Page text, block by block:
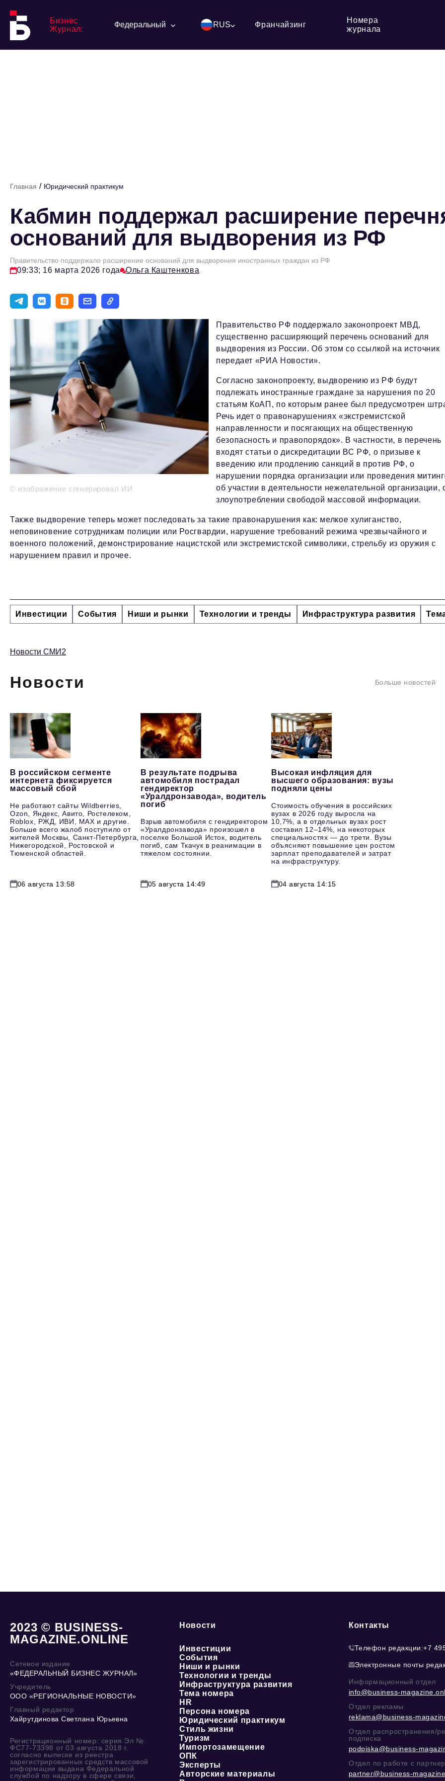
Бизнес
Журнал:
Федеральный RUS Франчайзинг
Номера
журнала
Главная / Юридический практикум
Кабмин поддержал расширение
оснований для выдворения из РФ
Правительство поддержало расширение оснований для выдворения иностранных граждан из РФ
09:33; 16 марта 2026 года Ольга Каштенкова
© изображение сгенерировал ИИ
Правительство РФ поддержало законопроект МВД,
существенно расширяющий перечень оснований для
выдворения из России. Об этом со ссылкой на источник
передает «РИА Новости».
Согласно законопроекту, выдворению из РФ будут
подлежать иностранные граждане за нарушения по 20
статьям КоАП, по которым ранее был предусмотрен
Речь идет о правонарушениях «экстремистской
направленности и посягающих на общественную
безопасность и правопорядок». В частности, в перечень
входят статьи о дискредитации ВС РФ, о призыве к
введению или продлению санкций в против РФ, о
нарушении порядка организации или проведения
об участии в деятельности нежелательной организации,
злоупотреблении свободой массовой информации.
Также выдворение теперь может последовать за такие правонарушения как: мелкое хулиганство,
неповиновение сотрудникам полиции или Росгвардии, нарушение требований режима чрезвычайного и
военного положений, демонстрирование нацистской или экстремистской символики, стрельбу из оружия с
нарушением правил и прочее.
Инвестиции События Ниши и рынки Технологии и тренды Инфраструктура развития
Новости СМИ2
Новости Больше новостей
В российском сегменте
интернета фиксируется
массовый сбой
Не работают сайты Wildberries,
Ozon, Яндекс, Авито, Ростелеком,
Roblox, РЖД, ИВИ, MAX и другие.
Больше всего жалоб поступило от
жителей Москвы, Санкт-Петербурга,
Нижегородской, Ростовской и
Тюменской областей.
06 августа 13:58
В результате подрыва
автомобиля пострадал
гендиректор
«Уралдронзавода», водитель
погиб
Взрыв автомобиля с гендиректором
«Уралдронзавода» произошел в
поселке Большой Исток, водитель
погиб, сам Ткачук в реанимации в
тяжелом состоянии.
05 августа 14:49
Высокая инфляция для
высшего образования: вузы
подняли цены
Стоимость обучения в российских
вузах в 2026 году выросла на
10,7%, а в отдельных вузах рост
составил 12–14%, на некоторых
специальностях — до трети. Вузы
объясняют повышение цен ростом
зарплат преподавателей и затрат
на инфраструктуру.
04 августа 14:15
2023 © BUSINESS-
MAGAZINE.ONLINE
Сетевое издание
«ФЕДЕРАЛЬНЫЙ БИЗНЕС ЖУРНАЛ»
Учредитель
ООО «РЕГИОНАЛЬНЫЕ НОВОСТИ»
Главный редактор
Хайрутдинова Светлана Юрьевна
Регистрационный номер: серия Эл №
ФС77-73398 от 03 августа 2018 г.
согласно выписке из реестра
зарегистрированных средств массовой
информации выдана Федеральной
службой по надзору в сфере связи,
Новости
Инвестиции
События
Ниши и рынки
Технологии и тренды
Инфраструктура развития
Тема номера
HR
Персона номера
Юридический практикум
Стиль жизни
Туризм
Импортозамещение
ОПК
Эксперты
Авторские материалы
Контакты
Телефон редакции:+7
Электронные почты
Информационный отдел
info@business-
Отдел рекламы
reklama@business-
Отдел распространения/
подписка
podpiska@business-
Отдел по работе с
partner@business-